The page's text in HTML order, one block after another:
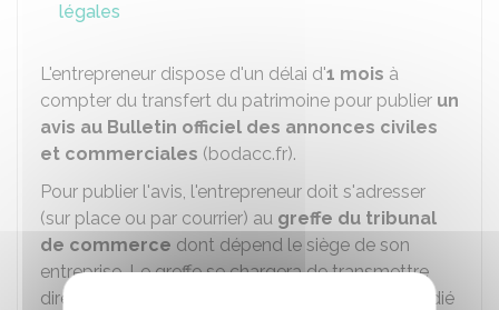
légales
L'entrepreneur dispose d'un délai d'1 mois à
compter du transfert du patrimoine pour publier un
avis au Bulletin officiel des annonces civiles
et commerciales (bodacc.fr).
Pour publier l'avis, l'entrepreneur doit s'adresser
(sur place ou par courrier) au greffe du tribunal
de commerce dont dépend le siège de son
entreprise. Le greffe se chargera de transmettre
directement l'avis pour publication sur le site dédié